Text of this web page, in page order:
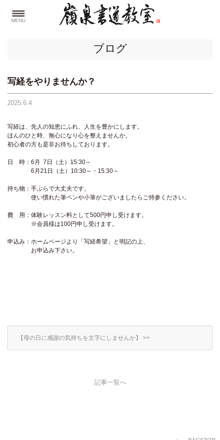
MENU
ブログ
写経をやりませんか？
2025.6.4
写経は、先人の知恵にふれ、人生を豊かにします。
ほんのひと時、無心になり心を整えませんか。
初心者の方も是非お待ちしております。
日 時：6月 7日（土）15:30～
6月21日（土）10:30～・15:30～
持ち物：手ぶらで大丈夫です。
使い慣れた筆ペンや小筆がございましたらご持参ください。
費 用：体験レッスン料として500円申し受けます。
※会員様は100円申し受けます。
申込み：ホームページより「写経希望」と明記の上、
お申込み下さい。
【母の日に感謝の気持ちを文字にしませんか】 >>
記事一覧へ